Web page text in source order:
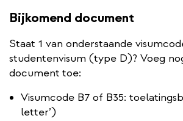
Bijkomend document
Staat 1 van onderstaande
studentenvisum (type D)? Voeg
document toe:
Visumcode B7 of B35:
letter’)